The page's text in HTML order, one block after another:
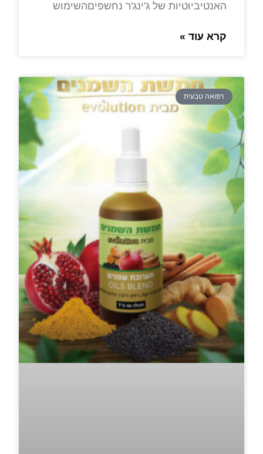
האנטיביוטיות של ג'ינג'ר נחשפיםהשימוש
קרא עוד »
רפואה טבעית